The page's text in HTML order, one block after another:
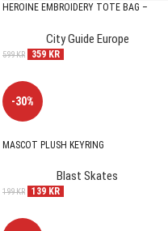
HEROINE EMBROIDERY TOTE BAG –
City Guide Europe
599KR 359 KR
-30%
MASCOT PLUSH KEYRING
Blast Skates
199KR 139 KR